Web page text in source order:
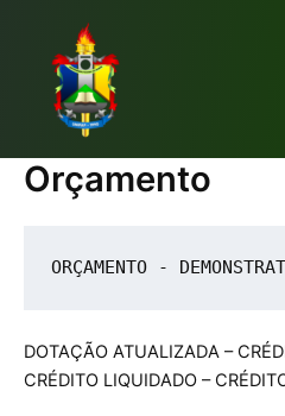
conteúdo
Orçamento
ORÇAMENTO -
DOTAÇÃO ATUALIZADA –
CRÉDITO LIQUIDADO –